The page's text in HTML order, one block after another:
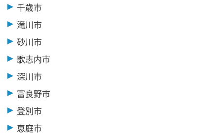
千歳市
滝川市
砂川市
歌志内市
深川市
富良野市
登別市
恵庭市